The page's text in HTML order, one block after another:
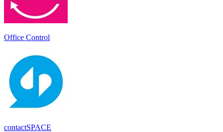
Office Control
contactSPACE